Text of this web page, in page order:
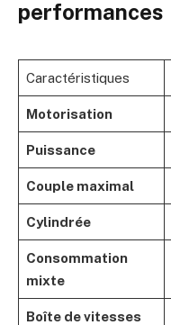
performances
Caractéristiques
Motorisation
Puissance
Couple maximal
Cylindrée
Consommation
mixte
Boîte de vitesses